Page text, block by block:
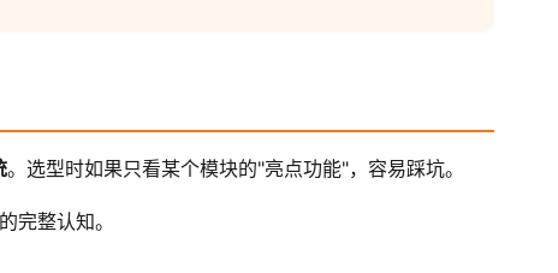
。选型时如果只看某个模块的"亮点功能"，容易踩坑。
完整认知。